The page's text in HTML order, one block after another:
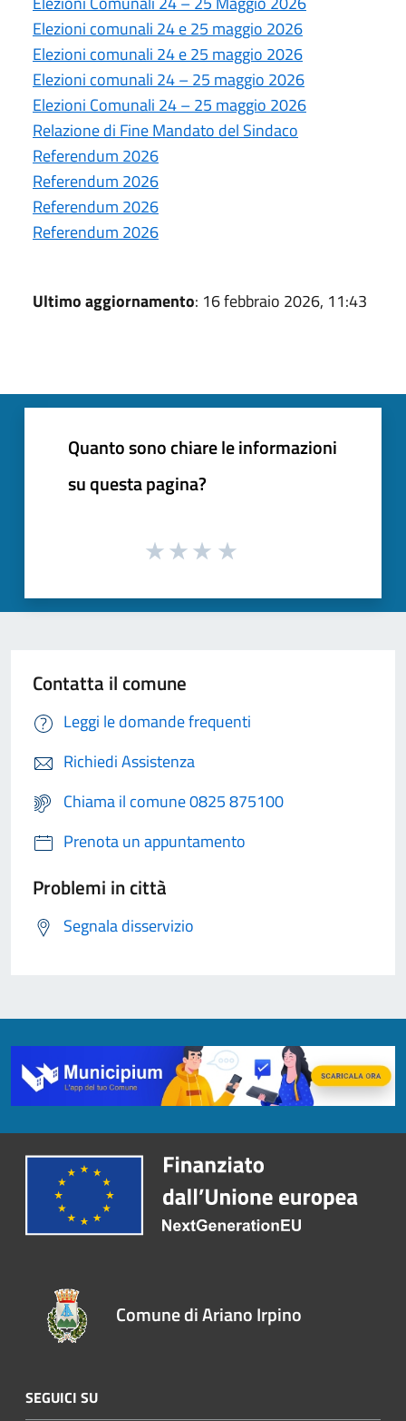
Elezioni comunali 24 e 25 maggio 2026
Elezioni comunali 24 e 25 maggio 2026
Elezioni comunali 24 – 25 maggio 2026
Elezioni Comunali 24 – 25 maggio 2026
Relazione di Fine Mandato del Sindaco
Referendum 2026
Referendum 2026
Referendum 2026
Referendum 2026
Ultimo aggiornamento: 16 febbraio 2026, 11:43
Quanto sono chiare le informazioni
su questa pagina?
Contatta il comune
Leggi le domande frequenti
Richiedi Assistenza
Chiama il comune 0825 875100
Prenota un appuntamento
Problemi in città
Segnala disservizio
Comune di Ariano Irpino
SEGUICI SU